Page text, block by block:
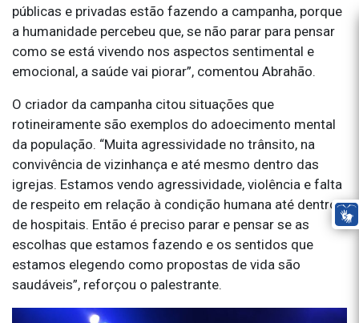
públicas e privadas estão fazendo a campanha, porque
a humanidade percebeu que, se não parar para pensar
como se está vivendo nos aspectos sentimental e
emocional, a saúde vai piorar”, comentou Abrahão.
O criador da campanha citou situações que
rotineiramente são exemplos do adoecimento mental
da população. “Muita agressividade no trânsito, na
convivência de vizinhança e até mesmo dentro das
igrejas. Estamos vendo agressividade, violência e falta
de respeito em relação à condição humana até dentro
de hospitais. Então é preciso parar e pensar se as
escolhas que estamos fazendo e os sentidos que
estamos elegendo como propostas de vida são
saudáveis”, reforçou o palestrante.